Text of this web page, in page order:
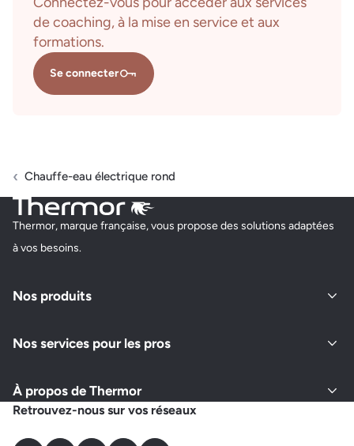
de coaching, à la mise en service et aux
formations.
Se connecter
Chauffe-eau électrique rond
Thermor, marque française, vous propose des solutions adaptées
à vos besoins.
Nos produits
Nos services pour les pros
À propos de Thermor
Retrouvez-nous sur vos réseaux